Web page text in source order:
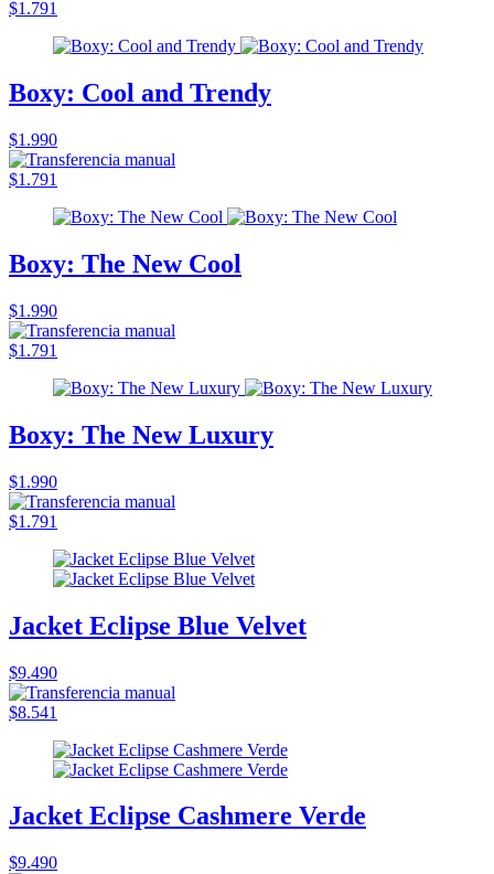
$1.791
Boxy: Cool and Trendy
$1.990
$1.791
Boxy: The New Cool
$1.990
$1.791
Boxy: The New Luxury
$1.990
$1.791
Jacket Eclipse Blue Velvet
$9.490
$8.541
Jacket Eclipse Cashmere Verde
$9.490